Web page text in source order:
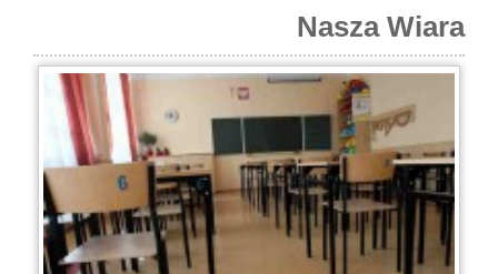
Nasza Wiara